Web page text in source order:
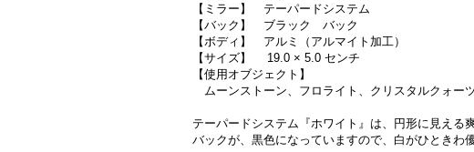
【ミラー】 テーパードシステム
【バック】 ブラック バック
【ボディ】 アルミ（アルマイト加工）
【サイズ】 19.0 × 5.0 センチ
【使用オブジェクト】
ムーンストーン、フロライト、クリスタルクォーツ
テーパードシステム『ホワイト』は、円形に見える
バックが、黒色になっていますので、白がひときわ